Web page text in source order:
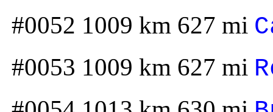
#0052 1009 km 627 mi
#0053 1009 km 627 mi